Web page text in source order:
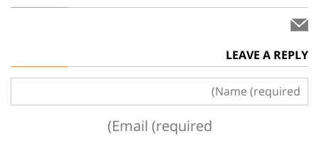
LEAVE A REPLY